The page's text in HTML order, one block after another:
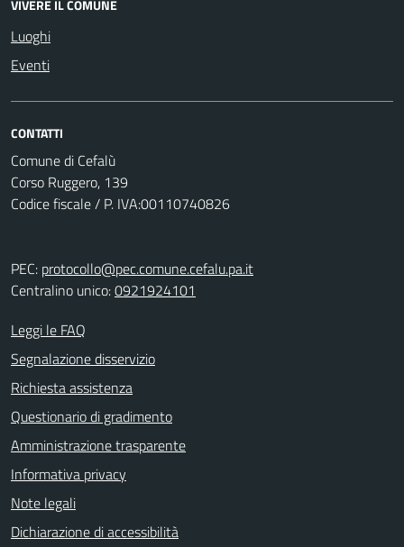
VIVERE IL COMUNE
Luoghi
Eventi
CONTATTI
Comune di Cefalù
Corso Ruggero, 139
Codice fiscale / P. IVA:00110740826
PEC: protocollo@pec.comune.cefalu.pa.it
Centralino unico:0921924101
Leggi le FAQ
Segnalazione disservizio
Richiesta assistenza
Questionario di gradimento
Amministrazione trasparente
Informativa privacy
Note legali
Dichiarazione di accessibilità